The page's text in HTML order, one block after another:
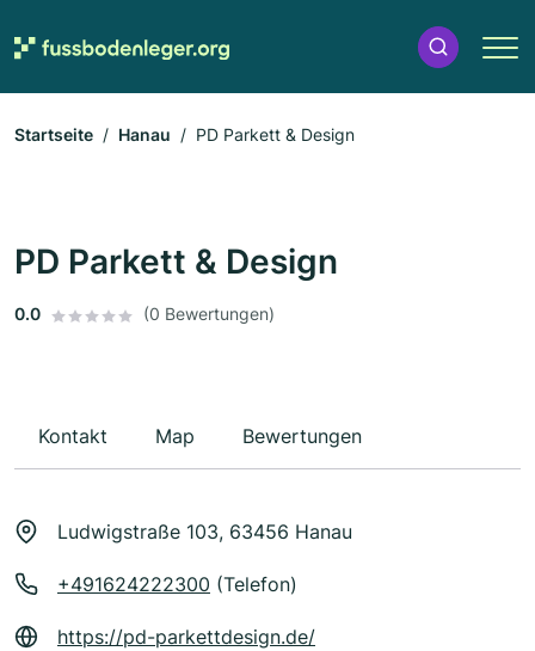
Startseite Hanau PD Parkett & Design
PD Parkett & Design
0.0 (0 Bewertungen)
Kontakt Map Bewertungen
Ludwigstraße 103, 63456 Hanau
+491624222300 (Telefon)
https://pd-parkettdesign.de/